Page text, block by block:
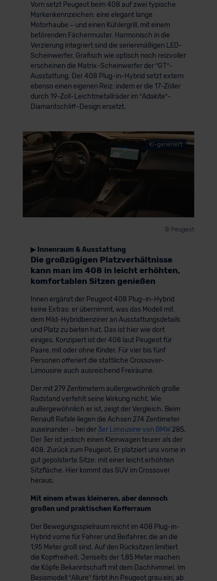
Vorn setzt Peugeot beim 408 auf zwei typische
Markenkennzeichen: eine elegant lange
Motorhaube – und einen Kühlergrill, mit einem
betörenden Fächermuster. Harmonisch in die
Verzierung integriert sind die serienmäßigen LED-
Scheinwerfer. Grafisch wie optisch noch reizvoller
erscheinen die Matrix-Scheinwerfer der ″GT″-
Ausstattung. Der 408 Plug-in-Hybrid setzt extern
ebenso einen eigenen Reiz: indem er die 17-Zöller
durch 19-Zoll-Leichtmetallräder im ″Adakite″-
Diamantschliff-Design ersetzt.
KI-generiert
© Peugeot
▶ Innenraum & Ausstattung
Die großzügigen Platzverhältnisse
kann man im 408 in leicht erhöhten,
komfortablen Sitzen genießen
Innen ergänzt der Peugeot 408 Plug-in-Hybrid
keine Extras: er übernimmt, was das Modell mit
dem Mild-Hybridbenziner an Ausstattungsdetails
und Platz zu bieten hat. Das ist hier wie dort
einiges. Konzipiert ist der 408 laut Peugeot für
Paare, mit oder ohne Kinder. Für vier bis fünf
Personen offeriert die stattliche Crossover-
Limousine auch ausreichend Freiräume.
Der mit 279 Zentimetern außergewöhnlich große
Radstand verfehlt seine Wirkung nicht. Wie
außergewöhnlich er ist, zeigt der Vergleich. Beim
Renault Rafale liegen die Achsen 274 Zentimeter
auseinander – bei der 3er Limousine von BMW285.
Der 3er ist jedoch einen Kleinwagen teurer als der
408. Zurück zum Peugeot. Er platziert uns vorne in
gut gepolsterte Sitze: mit einer leicht erhöhten
Sitzfläche. Hier kommt das SUV im Crossover
heraus.
Mit einem etwas kleineren, aber dennoch
großen und praktischen Kofferraum
Der Bewegungsspielraum reicht im 408 Plug-in-
Hybrid vorne für Fahrer und Beifahrer, die an die
1,95 Meter groß sind. Auf den Rücksitzen limitiert
die Kopffreiheit. Jenseits der 1,85 Meter machen
die Köpfe Bekanntschaft mit dem Dachhimmel. Im
Basismodell ″Allure″ färbt ihn Peugeot grau ein; ab